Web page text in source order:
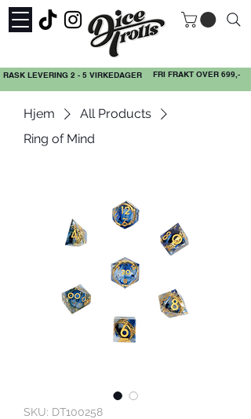
RASK LEVERING 2 - 5 VIRKEDAGER FRI FRAKT OVER 699,-
Hjem
All Products
Ring of Mind
SKU: DT100258